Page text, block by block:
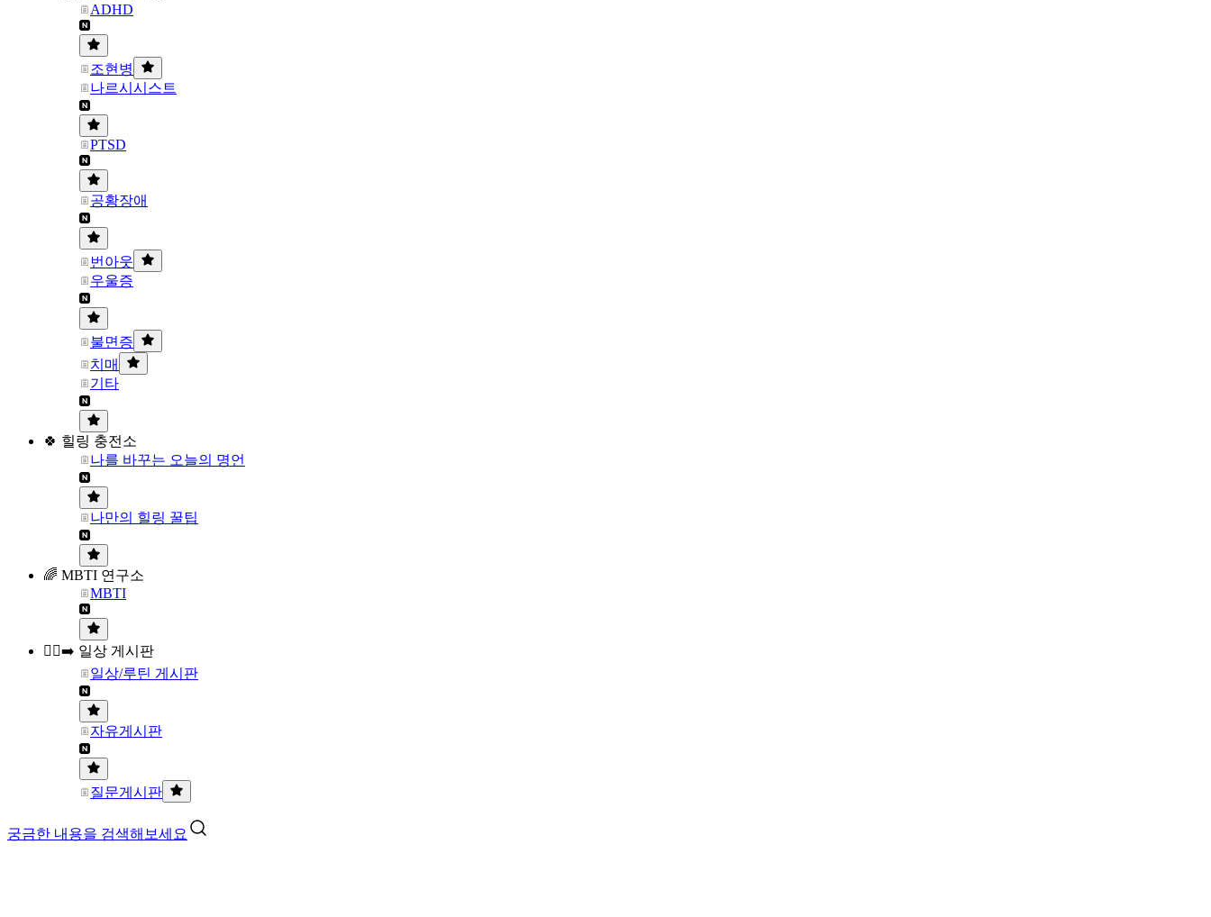
ADHD
조현병
나르시시스트
PTSD
공황장애
번아웃
우울증
불면증
치매
기타
🍀 힐링 충전소
나를 바꾸는 오늘의 명언
나만의 힐링 꿀팁
🌈 MBTI 연구소
MBTI
🏃‍♀️‍➡️ 일상 게시판
일상/루틴 게시판
자유게시판
질문게시판
궁금한 내용을 검색해보세요